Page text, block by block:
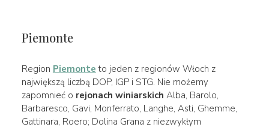
Piemonte
Region Piemonte to jeden z regionów Włoch z
największą liczbą DOP, IGP i STG. Nie możemy
zapomnieć o rejonach winiarskich Alba, Barolo,
Barbaresco, Gavi, Monferrato, Langhe, Asti, Ghemme,
Gattinara, Roero; Dolina Grana z niezwykłym